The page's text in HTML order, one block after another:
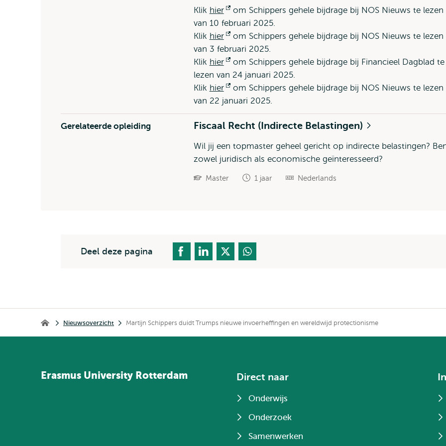
Klik hier
Opent
extern
om Schippers gehele bijdrage bij NOS Nieuws te lezen
van 10 februari 2025.
Klik hier
Opent
extern
om Schippers gehele bijdrage bij NOS Nieuws te lezen
van 3 februari 2025.
Klik hier
Opent
extern
om Schippers gehele bijdrage bij Financieel Dagblad te
lezen van 24 januari 2025.
Klik hier
Opent
extern
om Schippers gehele bijdrage bij NOS Nieuws te lezen
van 22 januari 2025.
Gerelateerde opleiding Fiscaal Recht (Indirecte Belastingen)
Wil jij een topmaster geheel gericht op indirecte belastingen?
zowel juridisch als economische geïnteresseerd?
Master 1 jaar Nederlands
Deel deze pagina
Home Nieuwsoverzicht Martijn Schippers duidt Trumps nieuwe invoerheffingen en wereldwijd protectionisme
Erasmus University Rotterdam Direct naar
Onderwijs
Onderzoek
Samenwerken